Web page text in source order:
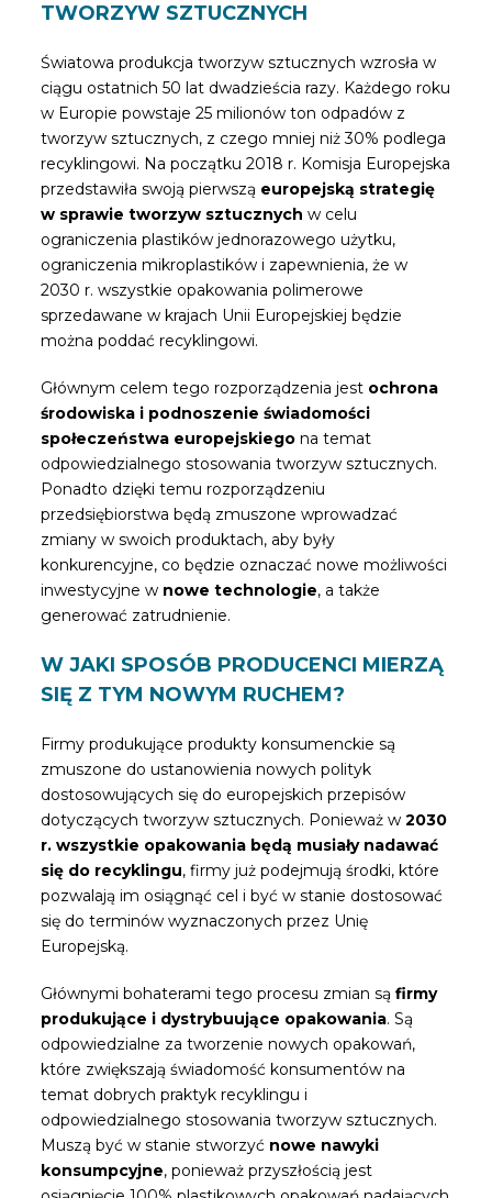
TWORZYW SZTUCZNYCH
Światowa produkcja tworzyw sztucznych wzrosła w
ciągu ostatnich 50 lat dwadzieścia razy. Każdego roku
w Europie powstaje 25 milionów ton odpadów z
tworzyw sztucznych, z czego mniej niż 30% podlega
recyklingowi. Na początku 2018 r. Komisja Europejska
przedstawiła swoją pierwszą europejską strategię
w sprawie tworzyw sztucznych w celu
ograniczenia plastików jednorazowego użytku,
ograniczenia mikroplastików i zapewnienia, że ​​w
2030 r. wszystkie opakowania polimerowe
sprzedawane w krajach Unii Europejskiej będzie
można poddać recyklingowi.
Głównym celem tego rozporządzenia jest ochrona
środowiska i podnoszenie świadomości
społeczeństwa europejskiego na temat
odpowiedzialnego stosowania tworzyw sztucznych.
Ponadto dzięki temu rozporządzeniu
przedsiębiorstwa będą zmuszone wprowadzać
zmiany w swoich produktach, aby były
konkurencyjne, co będzie oznaczać nowe możliwości
inwestycyjne w nowe technologie, a także
generować zatrudnienie.
W JAKI SPOSÓB PRODUCENCI MIERZĄ
SIĘ Z TYM NOWYM RUCHEM?
Firmy produkujące produkty konsumenckie są
zmuszone do ustanowienia nowych polityk
dostosowujących się do europejskich przepisów
dotyczących tworzyw sztucznych. Ponieważ w2030
r. wszystkie opakowania będą musiały nadawać
się do recyklingu, firmy już podejmują środki, które
pozwalają im osiągnąć cel i być w stanie dostosować
się do terminów wyznaczonych przez Unię
Europejską.
Głównymi bohaterami tego procesu zmian sąfirmy
produkujące i dystrybuujące opakowania. Są
odpowiedzialne za tworzenie nowych opakowań,
które zwiększają świadomość konsumentów na
temat dobrych praktyk recyklingu i
odpowiedzialnego stosowania tworzyw sztucznych.
Muszą być w stanie stworzyć nowe nawyki
konsumpcyjne, ponieważ przyszłością jest